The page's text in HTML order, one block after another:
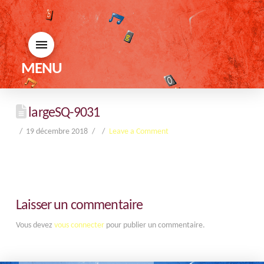
MENU
largeSQ-9031
19 décembre 2018 Leave a Comment
Laisser un commentaire
Vous devez vous connecterpour publier un commentaire.